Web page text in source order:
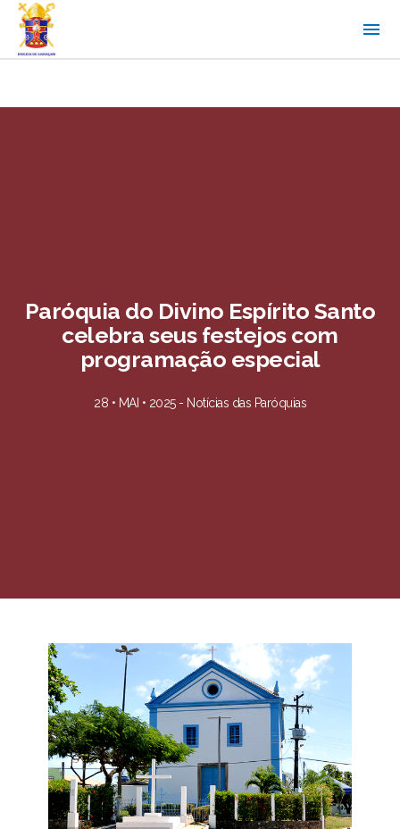
Paróquia do Divino Espírito Santo
celebra seus festejos com
programação especial
28 • MAI • 2025 - Notícias das Paróquias